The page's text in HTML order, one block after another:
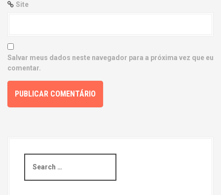
Site
Salvar meus dados neste navegador para a próxima vez que eu
comentar.
a